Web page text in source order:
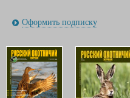
Оформить подписку